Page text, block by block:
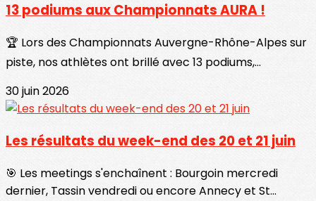
13 podiums aux Championnats AURA !
🏆 Lors des Championnats Auvergne-Rhône-Alpes sur
piste, nos athlètes ont brillé avec 13 podiums,...
30 juin 2026
Les résultats du week-end des 20 et 21 juin
🎯 Les meetings s'enchaînent : Bourgoin mercredi
dernier, Tassin vendredi ou encore Annecy et St...